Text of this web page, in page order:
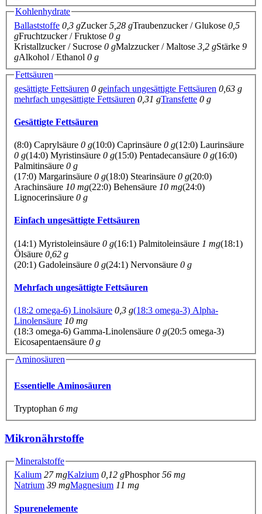
Kohlenhydrate
Ballaststoffe 0,3 gZucker5,28 gTraubenzucker / Glukose 0,5
gFruchtzucker / Fruktose 0 g
Kristallzucker / Sucrose 0 gMalzzucker / Maltose 3,2 gStärke 9
gAlkohol / Ethanol 0 g
Fettsäuren
gesättigte Fettsäuren 0 geinfach ungesättigte Fettsäuren 0,63 g
mehrfach ungesättigte Fettsäuren 0,31 gTransfette 0 g
Gesättigte Fettsäuren
(8:0) Caprylsäure 0 g(10:0) Caprinsäure 0 g(12:0) Laurinsäure
0 g(14:0) Myristinsäure 0 g(15:0) Pentadecansäure 0 g(16:0)
Palmitinsäure 0 g
(17:0) Margarinsäure 0 g(18:0) Stearinsäure 0 g(20:0)
Arachinsäure 10 mg(22:0) Behensäure 10 mg(24:0)
Lignocerinsäure 0 g
Einfach ungesättigte Fettsäuren
(14:1) Myristoleinsäure 0 g(16:1) Palmitoleinsäure 1 mg(18:1)
Ölsäure 0,62 g
(20:1) Gadoleinsäure 0 g(24:1) Nervonsäure 0 g
Mehrfach ungesättigte Fettsäuren
(18:2 omega-6) Linolsäure 0,3 g(18:3 omega-3) Alpha-
Linolensäure 10 mg
(18:3 omega-6) Gamma-Linolensäure 0 g(20:5 omega-3)
Eicosapentaensäure 0 g
Aminosäuren
Essentielle Aminosäuren
Tryptophan 6 mg
Mikronährstoffe
Mineralstoffe
Kalium 27 mgKalzium 0,12 gPhosphor56 mg
Natrium 39 mgMagnesium 11 mg
Spurenelemente